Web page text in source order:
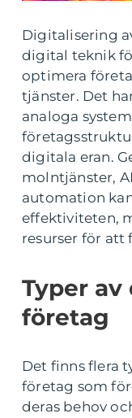
Digitalisering
digital teknik
optimera
tjänster. Det
analoga
digitala eran.
molntjänster,
automation
effektiviteten,
resurser för att
Typer
företag
Det finns flera
företag som
deras behov